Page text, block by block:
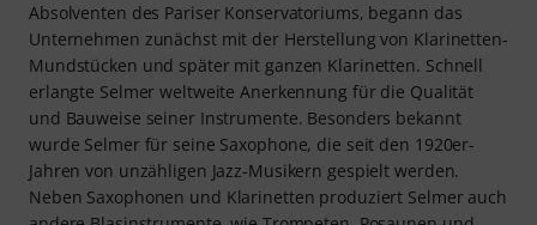
Absolventen des Pariser Konservatoriums, begann das
Unternehmen zunächst mit der Herstellung von Klarinetten-
Mundstücken und später mit ganzen Klarinetten. Schnell
erlangte Selmer weltweite Anerkennung für die Qualität
und Bauweise seiner Instrumente. Besonders bekannt
wurde Selmer für seine Saxophone, die seit den 1920er-
Jahren von unzähligen Jazz-Musikern gespielt werden.
Neben Saxophonen und Klarinetten produziert Selmer auch